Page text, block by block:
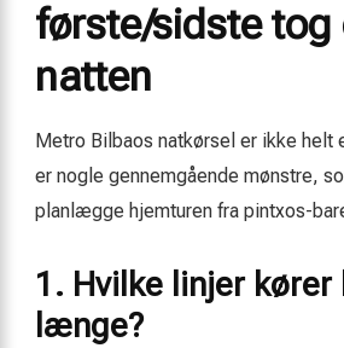
første/sidste tog
natten
Metro Bilbaos natkørsel er ikke helt
er nogle gennemgående mønstre,
planlægge hjemturen fra pintxos-
1. Hvilke linjer kører
længe?